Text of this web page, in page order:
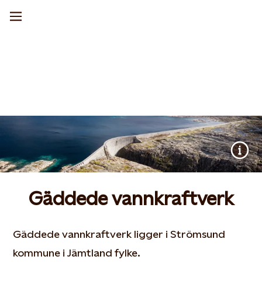
Gäddede vannkraftverk
Gäddede vannkraftverk ligger i Strömsund
kommune i Jämtland fylke.